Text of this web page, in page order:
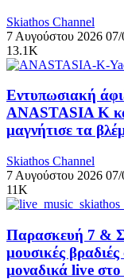
Skiathos Channel
7 Αυγούστου 2026 07/
13.1K
Εντυπωσιακή
ANASTASIA K
μαγνήτισε τα
Skiathos Channel
7 Αυγούστου 2026 07/
11K
Παρασκευή 7 &
μουσικές
μοναδικά live